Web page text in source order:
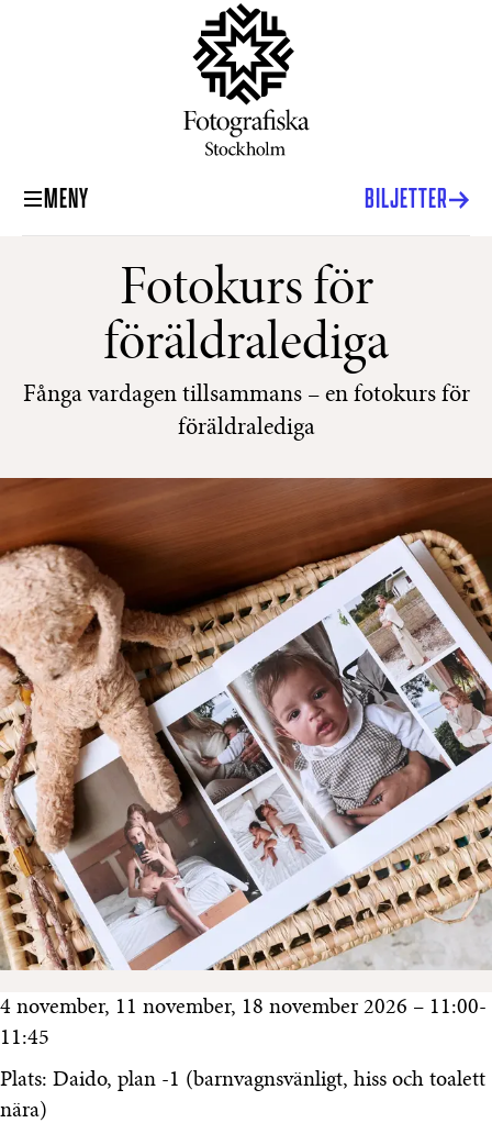
MENY BILJETTER
Fotokurs för
föräldralediga
Fånga vardagen tillsammans – en fotokurs för
föräldralediga
4 november, 11 november, 18 november 2026 – 11:00-
11:45
Plats: Daido, plan -1 (barnvagnsvänligt, hiss och toalett
nära)